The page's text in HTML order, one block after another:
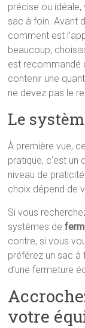
précise ou
sac à foin. Avant
comment est
beaucoup,
est recommandé
contenir une
ne devez pas le
Le
À première vue,
pratique, c’est
niveau de
choix dépend de
Si vous
systèmes de
contre, si vous
préférez un sac à
d’une fermeture
votre